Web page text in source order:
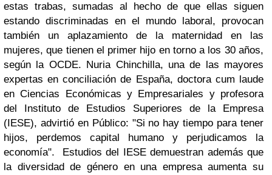
estas trabas, sumadas al hecho de que ellas siguen
estando discriminadas en el mundo laboral, provocan
también un aplazamiento de la maternidad en las
mujeres, que tienen el primer hijo en torno a los 30 años,
según la OCDE. Nuria Chinchilla, una de las mayores
expertas en conciliación de España, doctora cum laude
en Ciencias Económicas y Empresariales y profesora
del Instituto de Estudios Superiores de la Empresa
(IESE), advirtió en Público: "Si no hay tiempo para tener
hijos, perdemos capital humano y perjudicamos la
economía". Estudios del IESE demuestran además que
la diversidad de género en una empresa aumenta su